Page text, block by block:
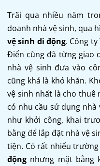
Trãi qua nhiều năm
doanh nhà vệ sinh, qua
vệ sinh di động. Công ty
Điển cũng đã từng giao
nhà vệ sinh đưa vào
cũng khá là khó khăn.
vệ sinh nhất là cho thuê
có nhu cầu sử dụng
như khởi công, khai
bằng để lắp đặt nhà vệ
tiện. Có rất nhiểu
động nhưng mặt bằng